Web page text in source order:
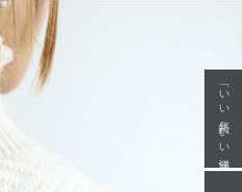
「いい年齢 いい洋服」